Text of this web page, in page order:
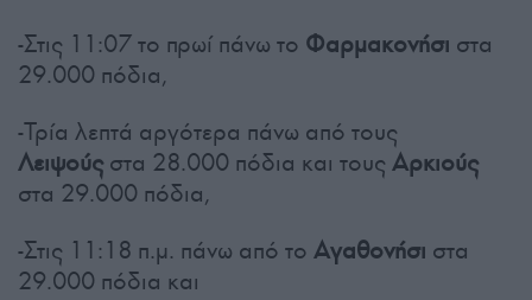
-Στις 11:07 το πρωί πάνω το Φαρμακονήσι στα
29.000 πόδια,
-Τρία λεπτά αργότερα πάνω από τους
Λειψούςστα 28.000 πόδια και τους Αρκιούς
στα 29.000 πόδια,
-Στις 11:18 π.μ. πάνω από το Αγαθονήσι στα
29.000 πόδια και